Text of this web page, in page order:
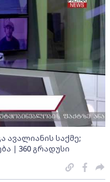
ავალიანის საქმე;
| 360 გრადუსი